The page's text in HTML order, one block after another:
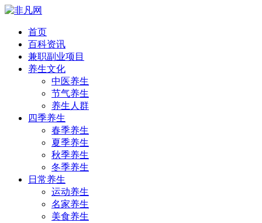
首页
百科资讯
兼职副业项目
养生文化
中医养生
节气养生
养生人群
四季养生
春季养生
夏季养生
秋季养生
冬季养生
日常养生
运动养生
名家养生
美食养生